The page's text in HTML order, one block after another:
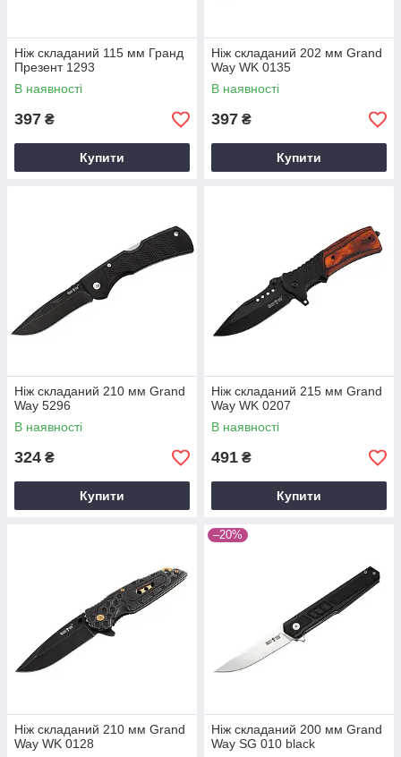
Ніж складаний 115 мм Гранд
Презент 1293
В наявності
397 ₴
Купити
Ніж складаний 202 мм Grand
Way WK 0135
В наявності
397 ₴
Купити
Ніж складаний 210 мм Grand
Way 5296
В наявності
324 ₴
Купити
Ніж складаний 215 мм Grand
Way WK 0207
В наявності
491 ₴
Купити
Ніж складаний 210 мм Grand
Way WK 0128
–20%
Ніж складаний 200 мм Grand
Way SG 010 black